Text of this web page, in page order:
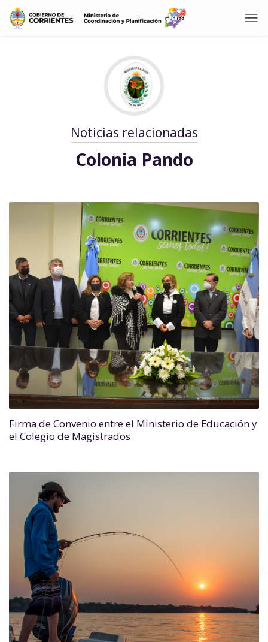
Noticias relacionadas
Colonia Pando
Firma de Convenio entre el Ministerio de Educación y
el Colegio de Magistrados